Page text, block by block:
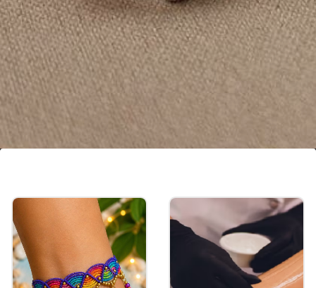
పర్పుల్ రంగు రాయి ఉన్న ఈ మెట్టెలను సులభంగా అడ్జస్ట్
చేసుకోవచ్చు. వీటిలో మీకు చిన్న, పెద్ద సైజులు సులభంగా
దొరుకుతాయి.
Image credits: pinterest